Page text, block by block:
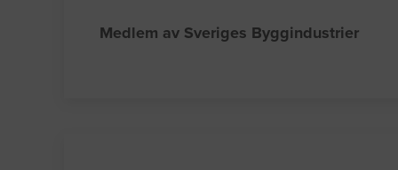
Medlem av Sveriges Byggindustrier